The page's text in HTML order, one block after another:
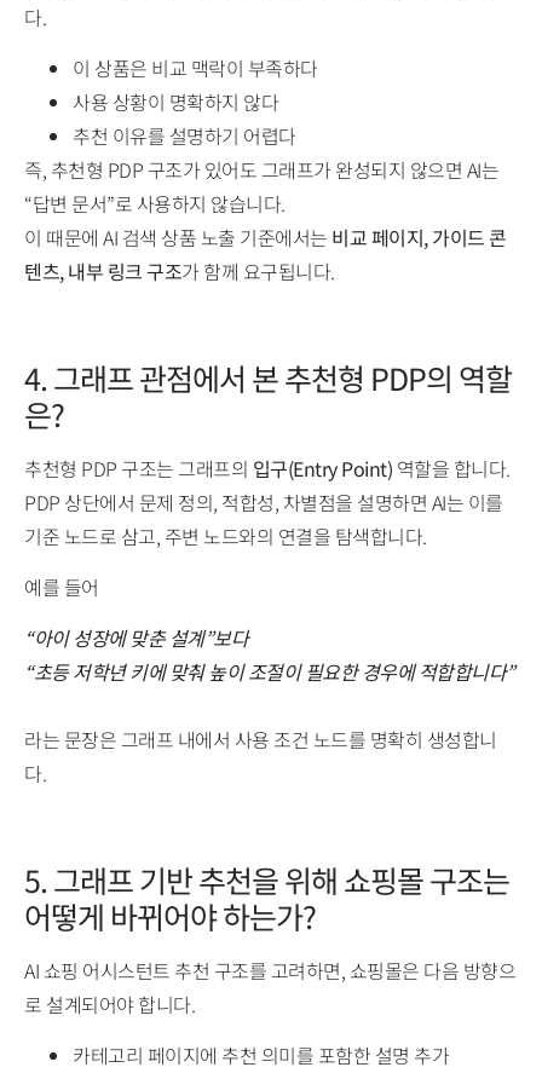
다.
이 상품은 비교 맥락이 부족하다
사용 상황이 명확하지 않다
추천 이유를 설명하기 어렵다
즉, 추천형 PDP 구조가 있어도 그래프가 완성되지 않으면 AI는
“답변 문서”로 사용하지 않습니다.
이 때문에 AI 검색 상품 노출 기준에서는 비교 페이지, 가이드 콘
텐츠, 내부 링크 구조가 함께 요구됩니다.
4. 그래프 관점에서 본 추천형 PDP의 역할
은?
추천형 PDP 구조는 그래프의 입구(Entry Point) 역할을 합니다.
PDP 상단에서 문제 정의, 적합성, 차별점을 설명하면 AI는 이를
기준 노드로 삼고, 주변 노드와의 연결을 탐색합니다.
예를 들어
“아이 성장에 맞춘 설계”보다
“초등 저학년 키에 맞춰 높이 조절이 필요한 경우에 적합합니다”
라는 문장은 그래프 내에서 사용 조건 노드를 명확히 생성합니
다.
5. 그래프 기반 추천을 위해 쇼핑몰 구조는
어떻게 바뀌어야 하는가?
AI 쇼핑 어시스턴트 추천 구조를 고려하면, 쇼핑몰은 다음 방향으
로 설계되어야 합니다.
카테고리 페이지에 추천 의미를 포함한 설명 추가